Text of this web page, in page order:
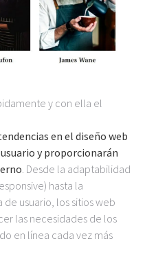
y con ella el
en el diseño web
y proporcionarán
. Desde la adaptabilidad
hasta la
usuario, los sitios web
las necesidades de los
en línea cada vez más